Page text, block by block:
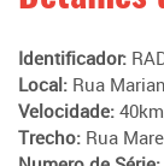
Identificador:
Local: Rua
Velocidade:
Trecho: Rua